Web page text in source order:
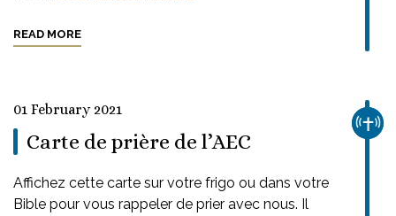
READ MORE
01 February 2021
Carte de prière de l’AEC
Affichez cette carte sur votre frigo ou dans votre
Bible pour vous rappeler de prier avec nous. Il